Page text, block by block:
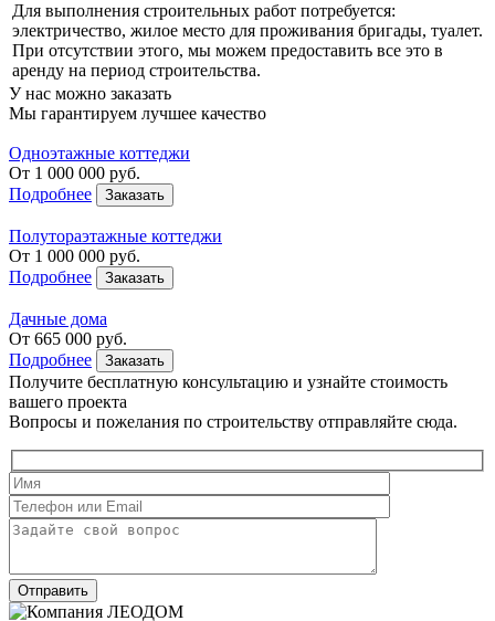
Для выполнения строительных работ потребуется:
электричество, жилое место для проживания бригады, туалет.
При отсутствии этого, мы можем предоставить все это в
аренду на период строительства.
У нас можно заказать
Мы гарантируем лучшее качество
Одноэтажные коттеджи
От 1 000 000 руб.
Подробнее
Заказать
Полутораэтажные коттеджи
От 1 000 000 руб.
Подробнее
Заказать
Дачные дома
От 665 000 руб.
Подробнее
Заказать
Получите бесплатную консультацию и узнайте стоимость
вашего проекта
Вопросы и пожелания по строительству отправляйте сюда.